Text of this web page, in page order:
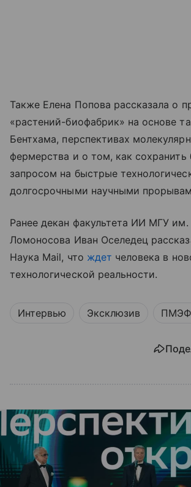
Также Елена Попова рассказала о
«растений-биофабрик» на основе
Бентхама, перспективах
фермерства и о том, как сохранить
запросом на быстрые
долгосрочными научными
Ранее декан факультета ИИ МГУ
Ломоносова Иван Оселедец
Наука Mail, что ждет человека в
технологической реальности.
Интервью Эксклюзив